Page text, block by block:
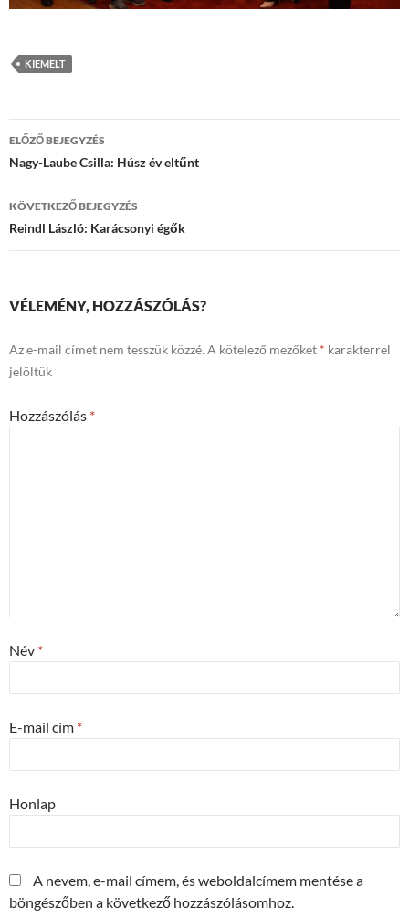
KIEMELT
Bejegyzések
navigációja
ELŐZŐ BEJEGYZÉS
Nagy-Laube Csilla: Húsz év eltűnt
KÖVETKEZŐ BEJEGYZÉS
Reindl László: Karácsonyi égők
VÉLEMÉNY, HOZZÁSZÓLÁS?
Az e-mail címet nem tesszük közzé. A kötelező mezőket * karakterrel
jelöltük
Hozzászólás *
Név *
E-mail cím *
Honlap
A nevem, e-mail címem, és weboldalcímem mentése a
böngészőben a következő hozzászólásomhoz.